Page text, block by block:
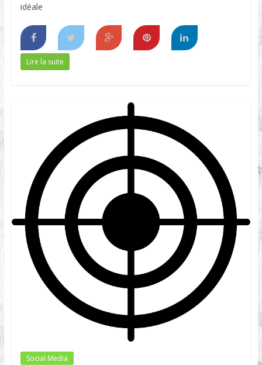
idéale
Lire la suite
Social Media